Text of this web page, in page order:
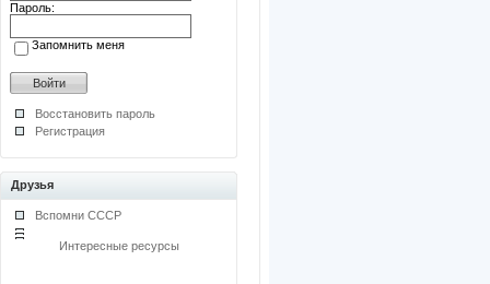
Пароль:
Запомнить меня
Восстановить пароль
Регистрация
Друзья
Вспомни СССР
Интересные ресурсы